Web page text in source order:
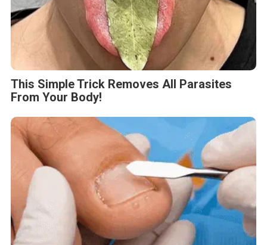
This Simple Trick Removes All Parasites
From Your Body!